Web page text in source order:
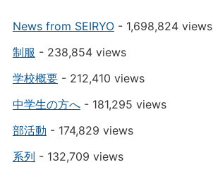
News from SEIRYO- 1,698,824 views
制服 - 238,854 views
学校概要- 212,410 views
中学生の方へ- 181,295 views
部活動 - 174,829 views
系列 - 132,709 views